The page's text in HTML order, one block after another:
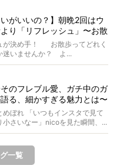
がいいの？】朝晩2回はウ
り「リフレッシュ」〜お散
き〜
が決め手！ お散歩ってどれく
迷いませんか？ よ...
のフレブル愛、ガチ中のガ
る、細かすぎる魅力とは〜
めぼれ 「いつもインスタで見て
さいなー」nicoを見た瞬間、...
一覧